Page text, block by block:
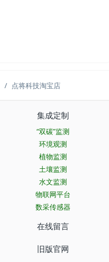
点将科技淘宝店
集成定制
“双碳”监测
环境观测
植物监测
土壤监测
水文监测
物联网平台
数采传感器
在线留言
旧版官网